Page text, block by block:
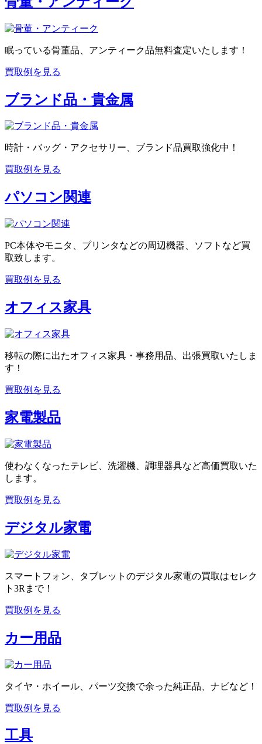
眠っている骨董品、アンティーク品無料査定いたします！
買取例を見る
ブランド品・貴金属
時計・バッグ・アクセサリー、ブランド品買取強化中！
買取例を見る
パソコン関連
PC本体やモニタ、プリンタなどの周辺機器、ソフトなど買
取致します。
買取例を見る
オフィス家具
移転の際に出たオフィス家具・事務用品、出張買取いたしま
す！
買取例を見る
家電製品
使わなくなったテレビ、洗濯機、調理器具など高価買取いた
します。
買取例を見る
デジタル家電
スマートフォン、タブレットのデジタル家電の買取はセレク
ト3Rまで！
買取例を見る
カー用品
タイヤ・ホイール、パーツ交換で余った純正品、ナビなど！
買取例を見る
工具